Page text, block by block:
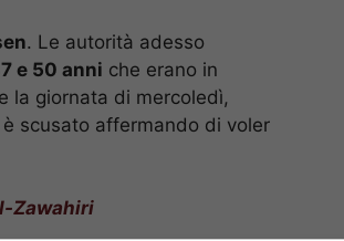
. Le autorità adesso
e 50 anni che erano in
la giornata di mercoledì,
scusato affermando di voler
Zawahiri